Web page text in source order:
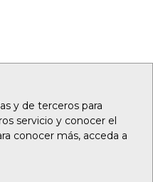
y de terceros para
servicio y conocer el
conocer más, acceda a